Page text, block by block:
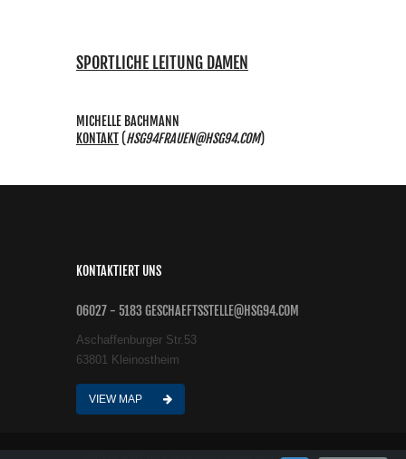
SPORTLICHE LEITUNG DAMEN
MICHELLE BACHMANN
KONTAKT(HSG94FRAUEN@HSG94.COM)
KONTAKTIERT UNS
06027 - 5183 GESCHAEFTSSTELLE@HSG94.COM
Aschaffenburger Str.53
63801 Kleinostheim
VIEW MAP